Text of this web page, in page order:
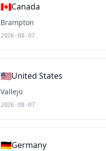
🇨🇦Canada
Brampton
2026-08-07
🇺🇸United States
Vallejo
2026-08-07
🇩🇪Germany